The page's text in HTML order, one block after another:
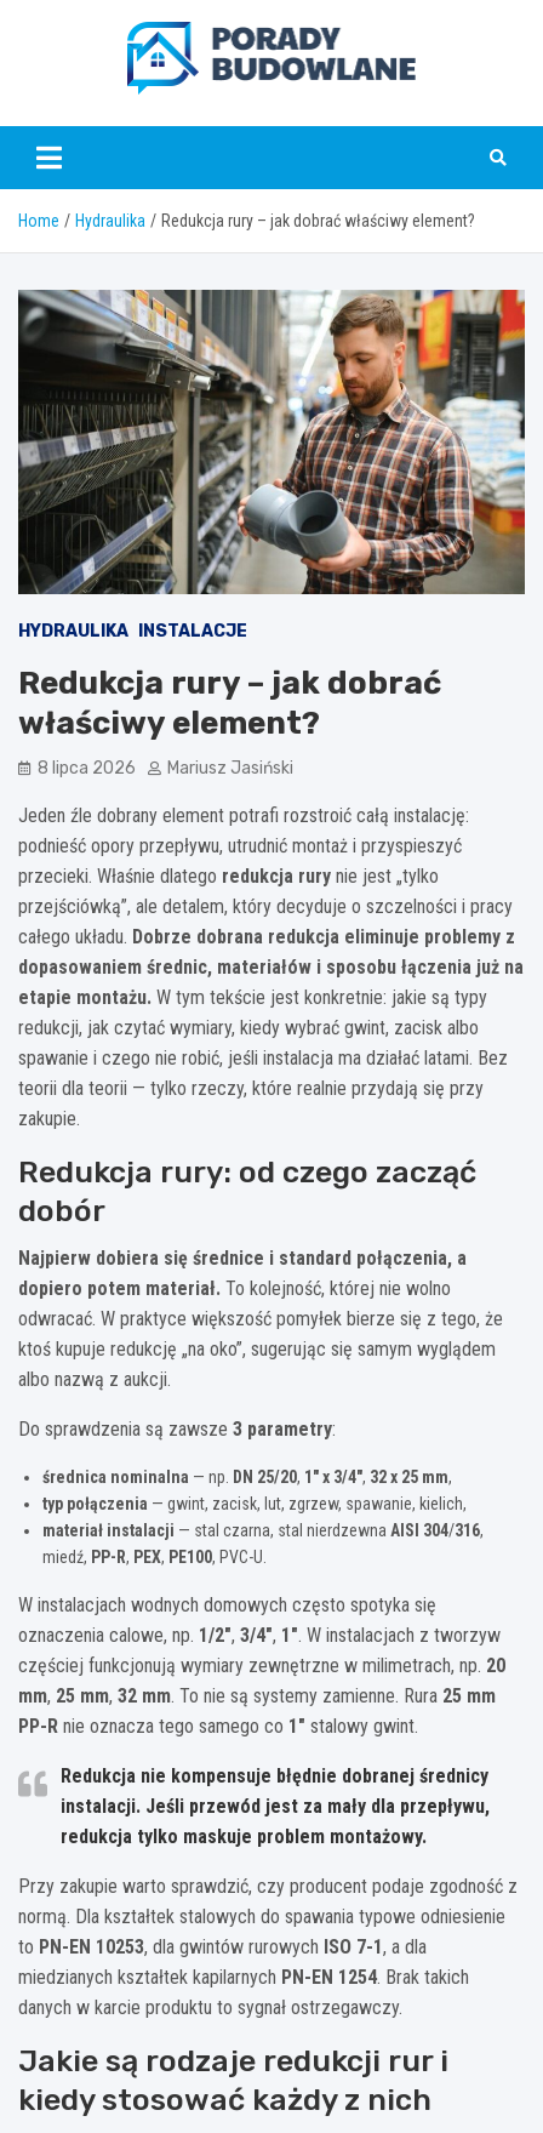
poradybudowlane.pl
Home Hydraulika Redukcja rury – jak dobrać właściwy element?
HYDRAULIKA INSTALACJE
Redukcja rury – jak dobrać
właściwy element?
8 lipca 2026 Mariusz Jasiński
Jeden źle dobrany element potrafi rozstroić całą instalację:
podnieść opory przepływu, utrudnić montaż i przyspieszyć
przecieki. Właśnie dlatego redukcja rury nie jest „tylko
przejściówką”, ale detalem, który decyduje o szczelności i pracy
całego układu. Dobrze dobrana redukcja eliminuje problemy z
dopasowaniem średnic, materiałów i sposobu łączenia już na
etapie montażu. W tym tekście jest konkretnie: jakie są typy
redukcji, jak czytać wymiary, kiedy wybrać gwint, zacisk albo
spawanie i czego nie robić, jeśli instalacja ma działać latami. Bez
teorii dla teorii — tylko rzeczy, które realnie przydają się przy
zakupie.
Redukcja rury: od czego zacząć
dobór
Najpierw dobiera się średnice i standard połączenia, a
dopiero potem materiał. To kolejność, której nie wolno
odwracać. W praktyce większość pomyłek bierze się z tego, że
ktoś kupuje redukcję „na oko”, sugerując się samym wyglądem
albo nazwą z aukcji.
Do sprawdzenia są zawsze 3 parametry:
średnica nominalna — np. DN 25/20, 1″ x 3/4″, 32 x 25 mm,
typ połączenia — gwint, zacisk, lut, zgrzew, spawanie, kielich,
materiał instalacji — stal czarna, stal nierdzewna AISI 304/316,
miedź, PP-R, PEX, PE100, PVC-U.
W instalacjach wodnych domowych często spotyka się
oznaczenia calowe, np. 1/2″, 3/4″, 1″. W instalacjach z tworzyw
częściej funkcjonują wymiary zewnętrzne w milimetrach, np. 20
mm, 25 mm, 32 mm. To nie są systemy zamienne. Rura 25 mm
PP-R nie oznacza tego samego co 1″ stalowy gwint.
Redukcja nie kompensuje błędnie dobranej średnicy
instalacji. Jeśli przewód jest za mały dla przepływu,
redukcja tylko maskuje problem montażowy.
Przy zakupie warto sprawdzić, czy producent podaje zgodność z
normą. Dla kształtek stalowych do spawania typowe odniesienie
to PN-EN 10253, dla gwintów rurowych ISO 7-1, a dla
miedzianych kształtek kapilarnych PN-EN 1254. Brak takich
danych w karcie produktu to sygnał ostrzegawczy.
Jakie są rodzaje redukcji rur i
kiedy stosować każdy z nich